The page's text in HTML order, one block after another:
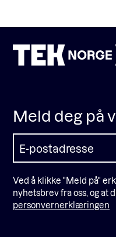
Meld deg på
Ved å klikke "Meld på"
nyhetsbrev fra oss, og at
personvernerklæringen